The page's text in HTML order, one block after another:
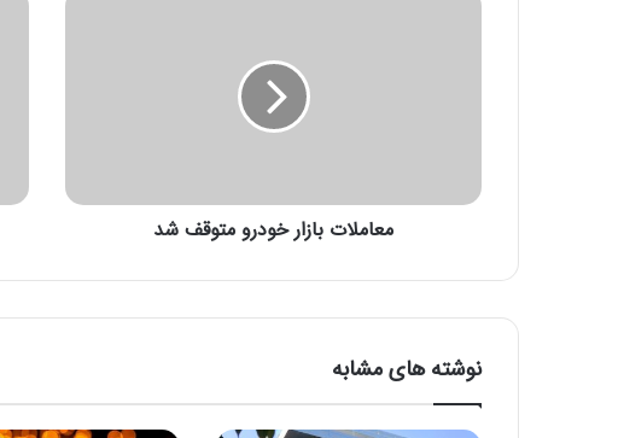
ا
ر
د
ر
و
م
معاملات بازار خودرو متوقف شد
ا
ف
ل
ی
نوشته های مشابه